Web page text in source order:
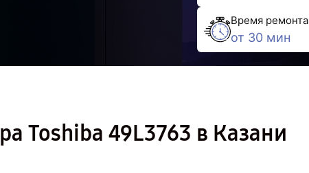
Время ремонта
от 30 мин
Toshiba 49L3763 в Казани